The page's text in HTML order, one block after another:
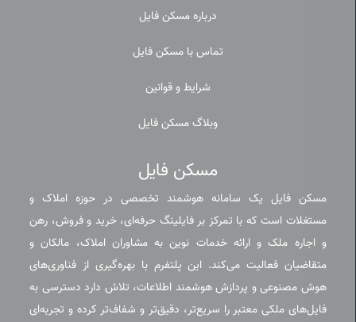
درباره مسکن فایل
تماس با مسکن فایل
شرایط و قوانین
وبلاگ مسکن فایل
مسکن فایل
مسکن فایل یک سامانه هوشمند تخصصی در حوزه املاک و
مستغلات است که با تمرکز بر فایلینگ حرفه‌ای، خرید و فروش، رهن
و اجاره ملک و ارائه خدمات نوین به مشاوران املاک، مالکان و
متقاضیان فعالیت می‌کند. این پلتفرم با بهره‌گیری از فناوری‌های
هوش مصنوعی و پردازش هوشمند اطلاعات، تلاش دارد دسترسی به
فایل‌های ملکی معتبر را سریع‌تر، دقیق‌تر و شفاف‌تر کرده و تجربه‌ای